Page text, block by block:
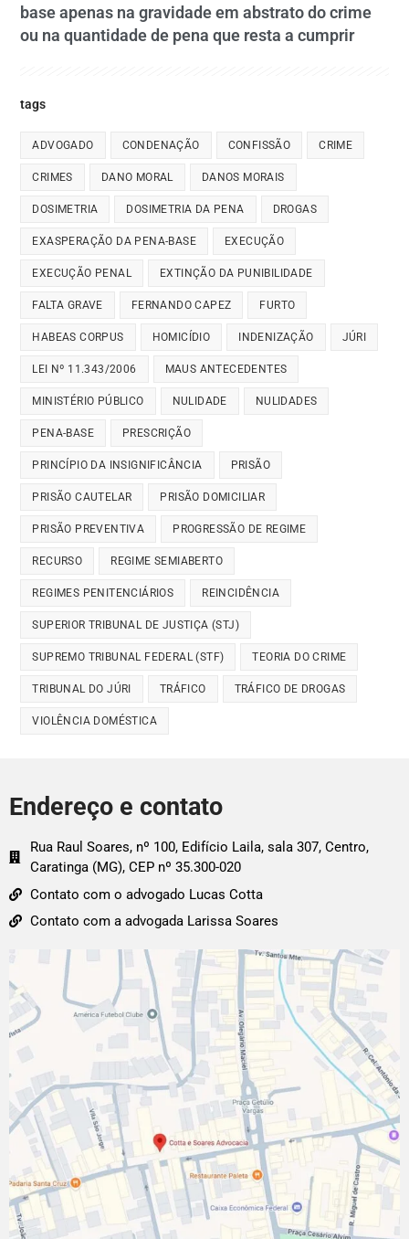
base apenas na gravidade em abstrato do crime
ou na quantidade de pena que resta a cumprir
tags
ADVOGADO CONDENAÇÃO CONFISSÃO CRIME
CRIMES DANO MORAL DANOS MORAIS
DOSIMETRIA DOSIMETRIA DA PENA DROGAS
EXASPERAÇÃO DA PENA-BASE EXECUÇÃO
EXECUÇÃO PENAL EXTINÇÃO DA PUNIBILIDADE
FALTA GRAVE FERNANDO CAPEZ FURTO
HABEAS CORPUS HOMICÍDIO INDENIZAÇÃO JÚRI
LEI Nº 11.343/2006 MAUS ANTECEDENTES
MINISTÉRIO PÚBLICO NULIDADE NULIDADES
PENA-BASE PRESCRIÇÃO
PRINCÍPIO DA INSIGNIFICÂNCIA PRISÃO
PRISÃO CAUTELAR PRISÃO DOMICILIAR
PRISÃO PREVENTIVA PROGRESSÃO DE REGIME
RECURSO REGIME SEMIABERTO
REGIMES PENITENCIÁRIOS REINCIDÊNCIA
SUPERIOR TRIBUNAL DE JUSTIÇA (STJ)
SUPREMO TRIBUNAL FEDERAL (STF) TEORIA DO CRIME
TRIBUNAL DO JÚRI TRÁFICO TRÁFICO DE DROGAS
VIOLÊNCIA DOMÉSTICA
Endereço e contato
Rua Raul Soares, nº 100, Edifício Laila, sala 307, Centro,
Caratinga (MG), CEP nº 35.300-020
Contato com o advogado Lucas Cotta
Contato com a advogada Larissa Soares